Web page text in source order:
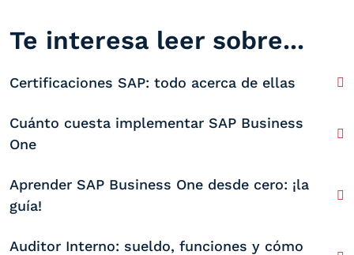
Te interesa leer sobre...
Certificaciones SAP: todo acerca de ellas
Cuánto cuesta implementar SAP Business
One
Aprender SAP Business One desde cero: ¡la
guía!
Auditor Interno: sueldo, funciones y cómo